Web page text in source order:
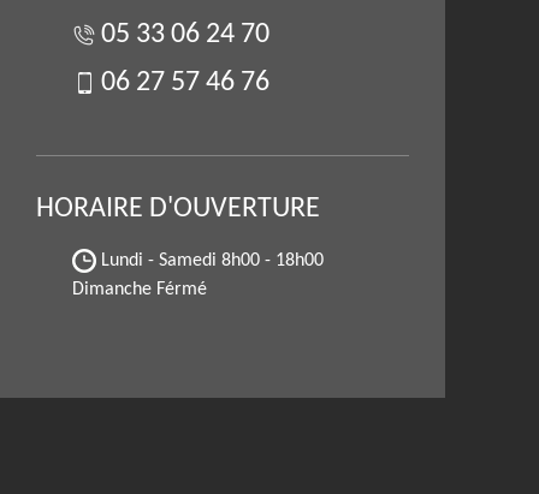
05 33 06 24 70
06 27 57 46 76
HORAIRE D'OUVERTURE
Lundi - Samedi 8h00 - 18h00
Dimanche Férmé